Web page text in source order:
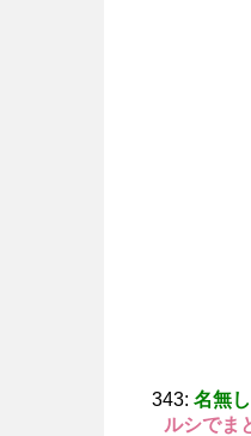
343: 名無
ルシでま